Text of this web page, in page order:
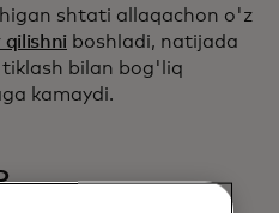
shtati allaqachon o'z
boshladi, natijada
bilan bog'liq
kamaydi.